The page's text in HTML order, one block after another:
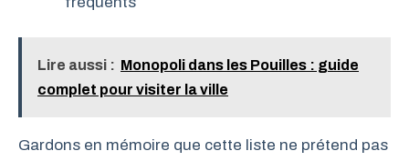
Lire aussi : Monopoli dans les Pouilles : guide
complet pour visiter la ville
Gardons en mémoire que cette liste ne prétend pas